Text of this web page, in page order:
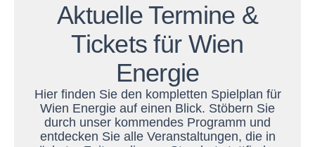
Aktuelle Termine &
Tickets für Wien
Energie
Hier finden Sie den kompletten Spielplan für
Wien Energie auf einen Blick. Stöbern Sie
durch unser kommendes Programm und
entdecken Sie alle Veranstaltungen, die in